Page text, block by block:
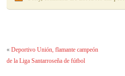
«Deportivo Unión, flamante campeón
de la Liga Santarroseña de fútbol